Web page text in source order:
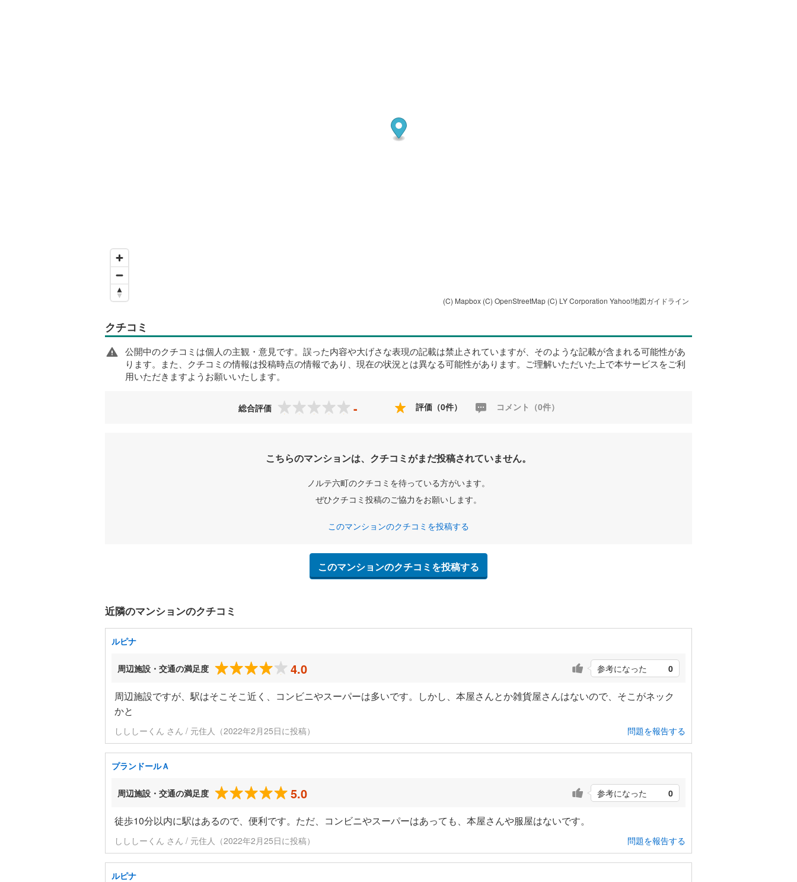
(C) Mapbox (C) OpenStreetMap (C) LY Corporation Yahoo!地図ガイドライン
クチコミ
公開中のクチコミは個人の主観・意見です。誤った内容や大げさな表現の記載は禁止されていますが、そのような記載が含まれる可能性があ
ります。また、クチコミの情報は投稿時点の情報であり、現在の状況とは異なる可能性があります。ご理解いただいた上で本サービスをご利
用いただきますようお願いいたします。
総合評価 - 評価（0件） コメント（0件）
こちらのマンションは、クチコミがまだ投稿されていません。
ノルテ六町のクチコミを待っている方がいます。
ぜひクチコミ投稿のご協力をお願いします。
このマンションのクチコミを投稿する
このマンションのクチコミを投稿する
近隣のマンションのクチコミ
ルピナ
周辺施設・交通の満足度 4.0 参考になった 0
周辺施設ですが、駅はそこそこ近く、コンビニやスーパーは多いです。しかし、本屋さんとか雑貨屋さんはないので、そこがネック
かと
しししーくん さん / 元住人（2022年2月25日に投稿） 問題を報告する
プランドールＡ
周辺施設・交通の満足度 5.0 参考になった 0
徒歩10分以内に駅はあるので、便利です。ただ、コンビニやスーパーはあっても、本屋さんや服屋はないです。
しししーくん さん / 元住人（2022年2月25日に投稿） 問題を報告する
ルピナ